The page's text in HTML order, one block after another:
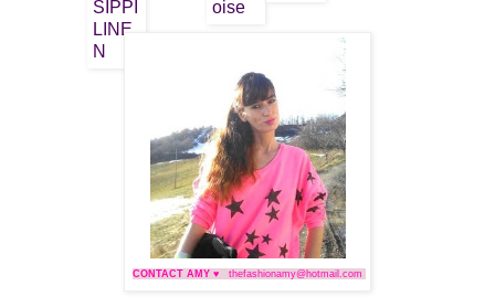
CONTACT AMY ♥ thefashionamy@hotmail.com